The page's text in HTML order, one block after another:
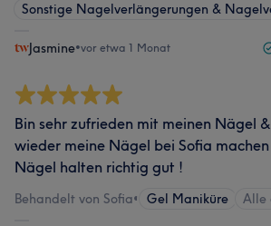
Sonstige Nagelverlängerungen &
Jasmine•vor etwa 1 Monat
Bin sehr zufrieden mit meinen Nägel
wieder meine Nägel bei Sofia machen
Nägel halten richtig gut !
Behandelt von Sofia• Gel Maniküre Alle